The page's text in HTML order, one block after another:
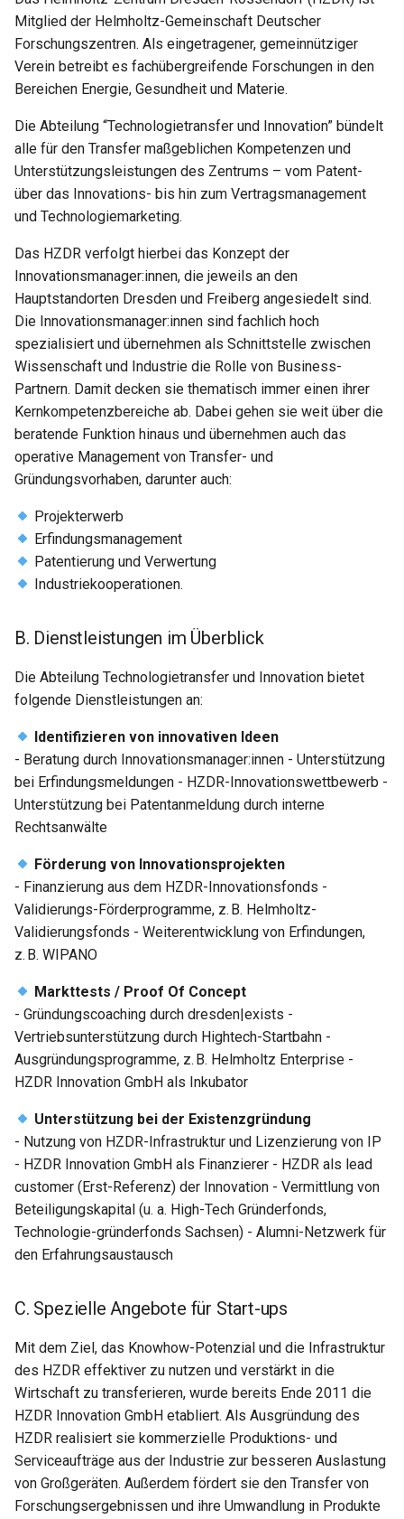
s
e
c
h
g
Geschäftsmodellentwicklung
Musterinkubationsvertrag
Checkliste
Lizenzkompatibilität
Template Lizenzerfassung
Templates FOSS Lizenzen
Template GPL 3.0
Template AGPL 3.0
Template EUPL 1.2
Linksammlung
FAQ Recht
A. Aufbau/ Aufgabe
B. Dienstleistungen in der
C. Spezielle Angebot für
Start-ups
Rheinisch-Westfälische
Technische Hochschule
Aachen (RWTH Aachen)
A. Aufbau/ Aufgabe
B. Dienstleistungen in der
Übersicht
C. Spezielle Angebote für
Start-Ups
TU Delft
Links
Mitglied der Helmholtz-Gemeinschaft Deutscher
Forschungszentren. Als eingetragener, gemeinnütziger
Verein betreibt es fachübergreifende Forschungen in den
Bereichen Energie, Gesundheit und Materie.
Die Abteilung “Technologietransfer und Innovation” bündelt
alle für den Transfer maßgeblichen Kompetenzen und
Unterstützungsleistungen des Zentrums – vom Patent-
über das Innovations- bis hin zum Vertragsmanagement
und Technologiemarketing.
Das HZDR verfolgt hierbei das Konzept der
Innovationsmanager:innen, die jeweils an den
Hauptstandorten Dresden und Freiberg angesiedelt sind.
Die Innovationsmanager:innen sind fachlich hoch
spezialisiert und übernehmen als Schnittstelle zwischen
Wissenschaft und Industrie die Rolle von Business-
Partnern. Damit decken sie thematisch immer einen ihrer
Kernkompetenzbereiche ab. Dabei gehen sie weit über die
beratende Funktion hinaus und übernehmen auch das
operative Management von Transfer- und
Gründungsvorhaben, darunter auch:
Projekterwerb
Erfindungsmanagement
Patentierung und Verwertung
Industriekooperationen.
B. Dienstleistungen im Überblick
Die Abteilung Technologietransfer und Innovation bietet
folgende Dienstleistungen an:
Identifizieren von innovativen Ideen
- Beratung durch Innovationsmanager:innen - Unterstützung
bei Erfindungsmeldungen - HZDR-Innovationswettbewerb -
Unterstützung bei Patentanmeldung durch interne
Rechtsanwälte
Förderung von Innovationsprojekten
- Finanzierung aus dem HZDR-Innovationsfonds -
Validierungs-Förderprogramme, z. B. Helmholtz-
Validierungsfonds - Weiterentwicklung von Erfindungen,
z. B. WIPANO
Markttests / Proof Of Concept
- Gründungscoaching durch dresden|exists -
Vertriebsunterstützung durch Hightech-Startbahn -
Ausgründungsprogramme, z. B. Helmholtz Enterprise -
HZDR Innovation GmbH als Inkubator
Unterstützung bei der Existenzgründung
- Nutzung von HZDR-Infrastruktur und Lizenzierung von IP
- HZDR Innovation GmbH als Finanzierer - HZDR als lead
customer (Erst-Referenz) der Innovation - Vermittlung von
Beteiligungskapital (u. a. High-Tech Gründerfonds,
Technologie-gründerfonds Sachsen) - Alumni-Netzwerk für
den Erfahrungsaustausch
C. Spezielle Angebote für Start-ups
Mit dem Ziel, das Knowhow-Potenzial und die Infrastruktur
des HZDR effektiver zu nutzen und verstärkt in die
Wirtschaft zu transferieren, wurde bereits Ende 2011 die
HZDR Innovation GmbH etabliert. Als Ausgründung des
HZDR realisiert sie kommerzielle Produktions- und
Serviceaufträge aus der Industrie zur besseren Auslastung
von Großgeräten. Außerdem fördert sie den Transfer von
Forschungsergebnissen und ihre Umwandlung in Produkte